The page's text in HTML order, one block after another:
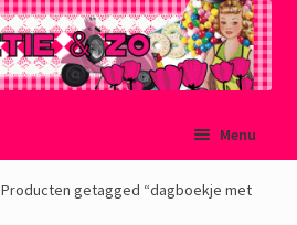
Menu
Producten getagged “dagboekje met